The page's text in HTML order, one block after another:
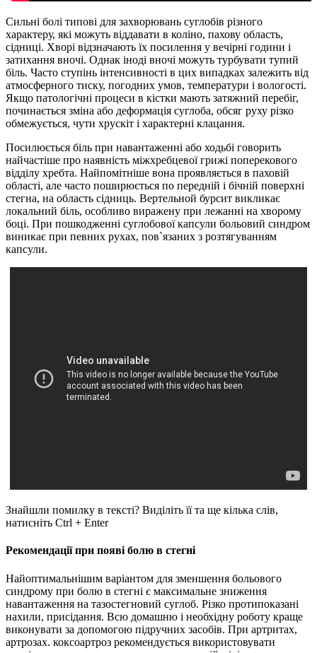
Сильні болі типові для захворювань суглобів різного
характеру, які можуть віддавати в коліно, пахову область,
сідниці. Хворі відзначають їх посилення у вечірні години і
затихання вночі. Однак іноді вночі можуть турбувати тупий
біль. Часто ступінь інтенсивності в цих випадках залежить від
атмосферного тиску, погодних умов, температури і вологості.
Якщо патологічні процеси в кістки мають затяжний перебіг,
починається зміна або деформація суглоба, обсяг руху різко
обмежується, чути хрускіт і характерні клацання.
Посилюється біль при навантаженні або ходьбі говорить
найчастіше про наявність міжхребцевої грижі поперекового
відділу хребта. Найпомітніше вона проявляється в паховій
області, але часто поширюється по передній і бічній поверхні
стегна, на область сідниць. Вертельной бурсит викликає
локальний біль, особливо виражену при лежанні на хворому
боці. При пошкодженні суглобової капсули больовий синдром
виникає при певних рухах, пов`язаних з розтягуванням
капсули.
Знайшли помилку в тексті? Виділіть її та ще кілька слів,
натисніть Ctrl + Enter
Рекомендації при появі болю в стегні
Найоптимальнішим варіантом для зменшення больового
синдрому при болю в стегні є максимальне зниження
навантаження на тазостегновий суглоб. Різко протипоказані
нахили, присідання. Всю домашню і необхідну роботу краще
виконувати за допомогою підручних засобів. При артритах,
артрозах. коксоартроз рекомендується використовувати